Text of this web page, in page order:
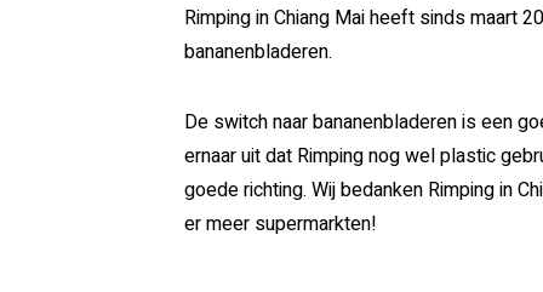
Rimping in Chiang Mai heeft sinds maart
bananenbladeren.
De switch naar bananenbladeren is een
ernaar uit dat Rimping nog wel plastic
goede richting. Wij bedanken Rimping in
er meer supermarkten!